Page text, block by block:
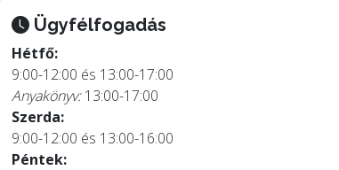
Ügyfélfogadás
Hétfő:
9:00-12:00 és 13:00-17:00
Anyakönyv:13:00-17:00
Szerda:
9:00-12:00 és 13:00-16:00
Péntek: